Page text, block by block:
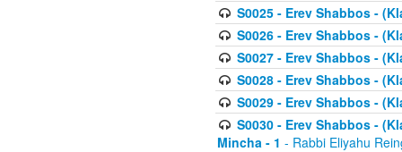
S0025 - Erev Shabbos -
S0026 - Erev Shabbos -
S0027 - Erev Shabbos -
S0028 - Erev Shabbos -
S0029 - Erev Shabbos -
S0030 - Erev Shabbos -
Mincha - 1 - Rabbi Eliyahu